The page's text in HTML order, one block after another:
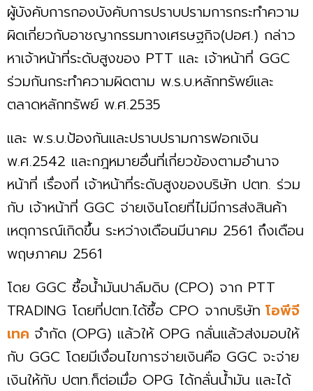
ผู้บังคับการกองบังคับการปราบปรามการกระทำความ
ผิดเกี่ยวกับอาชญากรรมทางเศรษฐกิจ(ปอศ.) กล่าว
หาเจ้าหน้าที่ระดับสูงของ PTT และ เจ้าหน้าที่ GGC
ร่วมกันกระทำความผิดตาม พ.ร.บ.หลักทรัพย์และ
ตลาดหลักทรัพย์ พ.ศ.2535
และ พ.ร.บ.ป้องกันและปราบปรามการฟอกเงิน
พ.ศ.2542 และกฎหมายอื่นที่เกี่ยวข้องตามอำนาจ
หน้าที่ เรื่องที่ เจ้าหน้าที่ระดับสูงของบริษัท ปตท. ร่วม
กับ เจ้าหน้าที่ GGC จ่ายเงินโดยที่ไม่มีการส่งสินค้า
เหตุการณ์เกิดขึ้น ระหว่างเดือนมีนาคม 2561 ถึงเดือน
พฤษภาคม 2561
โดย GGC ซื้อน้ำมันปาล์มดิบ (CPO) จาก PTT
TRADING โดยที่ปตท.ได้ซื้อ CPO จากบริษัท โอพีจี
เทค จำกัด (OPG) แล้วให้ OPG กลั่นแล้วส่งมอบให้
กับ GGC โดยมีเงื่อนไขการจ่ายเงินคือ GGC จะจ่าย
เงินให้กับ ปตท.ก็ต่อเมื่อ OPG ได้กลั่นน้ำมัน และได้